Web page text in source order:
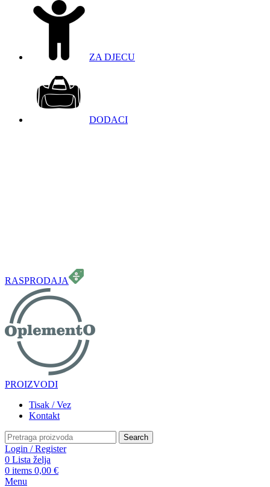
ZA DJECU
DODACI
RASPRODAJA
PROIZVODI
Tisak / Vez
Kontakt
Search
Login / Register
0 Lista želja
0 items 0,00 €
Menu